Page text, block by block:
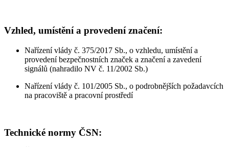
Vzhled, umístění a provedení značení:
Nařízení vlády č. 375/2017 Sb., o vzhledu, umístění a
provedení bezpečnostních značek a značení a zavedení
signálů (nahradilo NV č. 11/2002 Sb.)
Nařízení vlády č. 101/2005 Sb., o podrobnějších požadavcích
na pracoviště a pracovní prostředí
Technické normy ČSN: